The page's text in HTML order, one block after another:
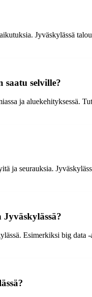
Jyväskylässä
selville?
ja aluekehityksessä.
ja seurauksia.
Esimerkiksi big